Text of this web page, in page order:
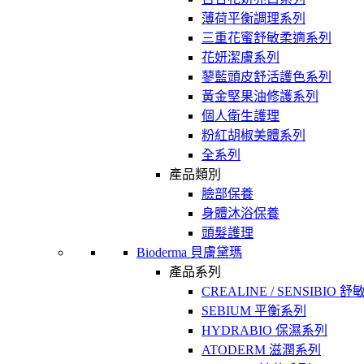
薄荷平衡調理系列
三重花蜜舒敏柔適系列
花妍潔膚系列
蓼藍頭皮舒活護色系列
黃金堅果油修護系列
個人衛生護理
粉紅胡椒美體系列
全系列
產品類別
臉部保養
身體沐浴保養
頭髮護理
Bioderma 貝膚黛瑪
產品系列
CREALINE / SENSIBIO 舒
SEBIUM 平衡系列
HYDRABIO 保濕系列
ATODERM 滋潤系列